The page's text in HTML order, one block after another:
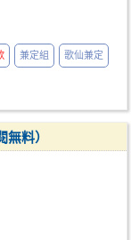
兼定組 歌仙兼定
無料）